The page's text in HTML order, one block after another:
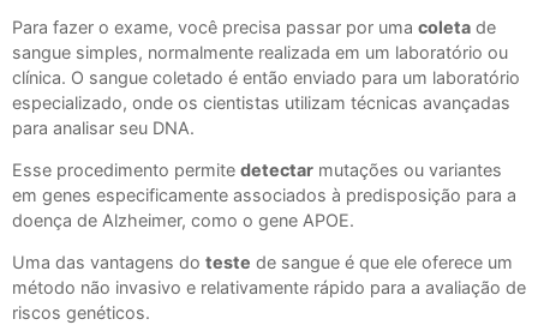
Para fazer o exame, você precisa passar por uma coleta de
sangue simples, normalmente realizada em um laboratório ou
clínica. O sangue coletado é então enviado para um laboratório
especializado, onde os cientistas utilizam técnicas avançadas
para analisar seu DNA.
Esse procedimento permite detectar mutações ou variantes
em genes especificamente associados à predisposição para a
doença de Alzheimer, como o gene APOE.
Uma das vantagens do teste de sangue é que ele oferece um
método não invasivo e relativamente rápido para a avaliação de
riscos genéticos.